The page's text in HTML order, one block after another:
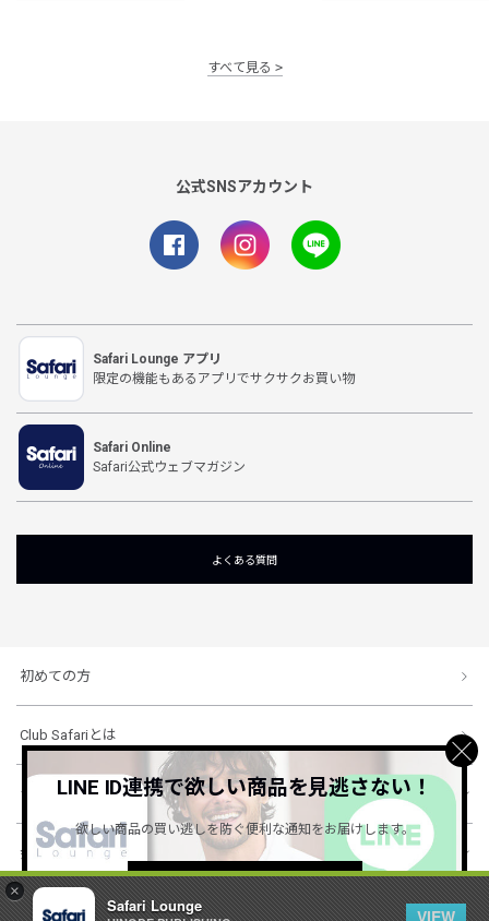
×
Safari Lounge
VIEW
すべて見る
公式SNSアカウント
Safari Lounge アプリ
限定の機能もあるアプリでサクサクお買い物
Safari Online
Safari公式ウェブマガジン
よくある質問
初めての方
Club Safariとは
ショッピングガイド
会社概要・規約
LINE ID連携で欲しい商品を見逃さない！
欲しい商品の買い逃しを防ぐ便利な通知をお届けします。
詳しくはこちら ＞